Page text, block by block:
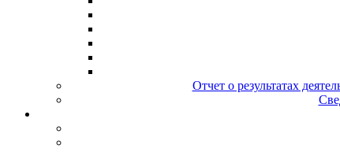
Отчет о результатах